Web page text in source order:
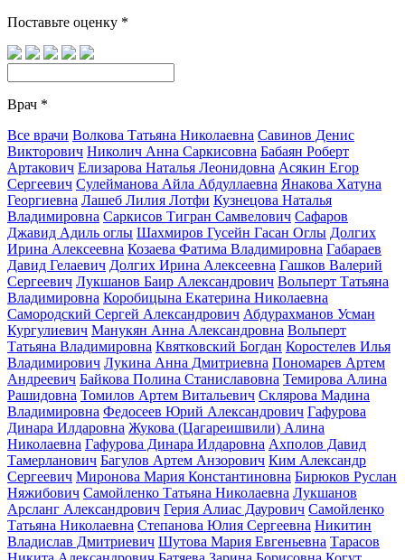
Поставьте оценку *
Врач *
Все врачи Волкова Татьяна Николаевна Савинов Денис
Викторович Николич Анна Саркисовна Бабаян Роберт
Артакович Елизарова Наталья Леонидовна Асякин Егор
Сергеевич Сулейманова Айла Абдуллаевна Янакова Хатуна
Георгиевна Лашеб Лилия Лотфи Кузнецова Наталья
Владимировна Саркисов Тигран Самвелович Сафаров
Джавид Адиль оглы Шахмиров Гусейн Гасан Оглы Долгих
Ирина Алексеевна Козаева Фатима Владимировна Габараев
Давид Гелаевич Долгих Ирина Алексеевна Гашков Валерий
Сергеевич Лукшанов Баир Александрович Вольперт Татьяна
Владимировна Коробицына Екатерина Николаевна
Самородский Сергей Александрович Абдурахманов Усман
Кургулиевич Манукян Анна Александровна Вольперт
Татьяна Владимировна Квятковский Богдан Коростелев Илья
Владимирович Лукина Анна Дмитриевна Пономарев Артем
Андреевич Байкова Полина Станиславовна Темирова Алина
Рашидовна Томилов Артем Витальевич Склярова Мадина
Владимировна Федосеев Юрий Александрович Гафурова
Динара Илдаровна Жукова (Цагареишвили) Алина
Николаевна Гафурова Динара Илдаровна Ахполов Давид
Тамерланович Багулов Артем Анзорович Ким Александр
Сергеевич Миронова Мария Константиновна Бирюков Руслан
Няжибович Самойленко Татьяна Николаевна Лукшанов
Арсланг Александрович Герия Алиас Даурович Самойленко
Татьяна Николаевна Степанова Юлия Сергеевна Никитин
Владислав Дмитриевич Шутова Мария Евгеньевна Тарасов